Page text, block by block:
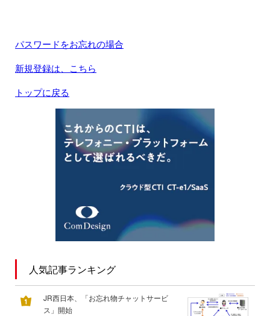
パスワードをお忘れの場合
新規登録は、こちら
トップに戻る
人気記事ランキング
JR西日本、「お忘れ物チャットサービ
ス」開始